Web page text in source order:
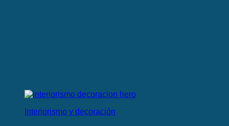
Interiorismo y decoración